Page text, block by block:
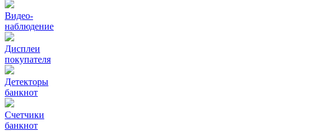
Видео‑
наблюдение
Дисплеи
покупателя
Детекторы
банкнот
Счетчики
банкнот